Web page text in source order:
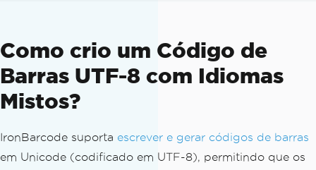
Como crio um Código de
Barras UTF-8 com Idiomas
Mistos?
IronBarcode suporta escrever e gerar códigos de barras
em Unicode (codificado em UTF-8), permitindo que os